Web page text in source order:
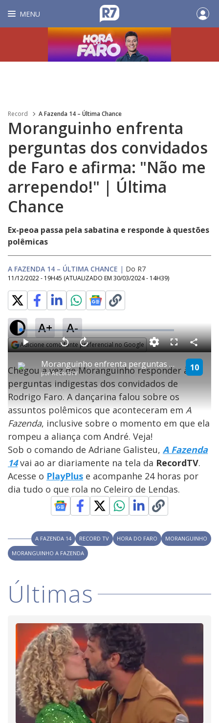
MENU
Record A Fazenda 14 – Última Chance
Moranguinho enfrenta
perguntas dos convidados
de Faro e afirma: "Não me
arrependo!" | Última
Chance
Ex-peoa passa pela sabatina e responde à questões
polêmicas
A FAZENDA 14 – ÚLTIMA CHANCE | Do R7
11/12/2022 - 19H45 (ATUALIZADO EM 30/03/2024 - 14H39)
A+ A-
Adicione como fonte preferencial no Google
P
l
a
y
V
i
d
o
Moranguinho enfrenta perguntas dos convidados de Faro e afirma: "Não me arrependo!" | Última Chance
porRecordTV
10
P V
t
a
r
1
0
n
d
s
A
a
n
ç
a
1
s
e
u
n
o
M
u
d
L
o
a
d
e
:
0
.
8
8
%
F
s
c
e
n
C
o
m
p
a
Chegou a vez de Moranguinho responder às
perguntas indigestas dos convidados de
Rodrigo Faro. A dançarina falou sobre os
assuntos polêmicos que aconteceram em A
Fazenda, inclusive sobre o momento em que ela
rompeu a aliança com André. Veja!
Sob o comando de Adriane Galisteu, A Fazenda
14vai ao ar diariamente na tela da RecordTV.
Acesse o PlayPlus e acompanhe 24 horas por
dia tudo o que rola no Celeiro de Lendas.
A FAZENDA 14 RECORD TV HORA DO FARO
MORANGUINHO
MORANGUINHO A FAZENDA
Últimas